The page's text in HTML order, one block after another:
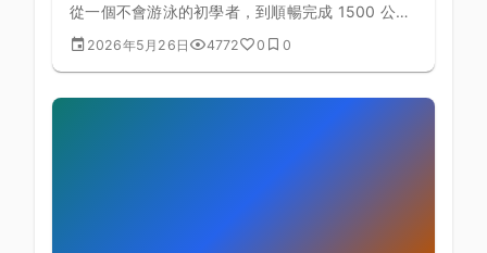
從一個不會游泳的初學者，到順暢完成 1500 公尺
自由泳——這個目標兩年內完全可行。本文提供詳
細的分階段訓練路線圖，包含每週課表範本、里程
2026年5月26日 4772 0 0